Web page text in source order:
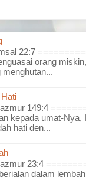
22:7
orang
menghutan...
149:4
kepada umat-Nya,
hati den...
23:4
dalam